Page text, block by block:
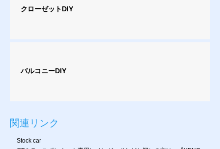
クローゼットDIY
バルコニーDIY
関連リンク
Stock car